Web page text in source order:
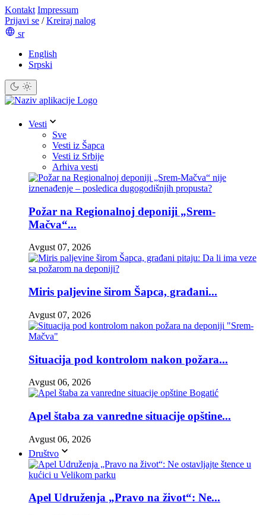
Kontakt Impressum
Prijavi se / Kreiraj nalog
sr
English
Srpski
Vesti
Sve
Vesti iz Šapca
Vesti iz Srbije
Arhiva vesti
Požar na Regionalnoj deponiji „Srem-
Mačva“...
Avgust 07, 2026
Miris paljevine širom Šapca, građani...
Avgust 07, 2026
Situacija pod kontrolom nakon požara...
Avgust 06, 2026
Apel štaba za vanredne situacije opštine...
Avgust 06, 2026
Društvo
Apel Udruženja „Pravo na život“: Ne...